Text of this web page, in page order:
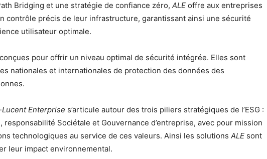
Bridging et une stratégie de confiance zéro, ALE offre aux entreprises
contrôle précis de leur infrastructure, garantissant ainsi une sécurité
utilisateur optimale.
pour offrir un niveau optimal de sécurité intégrée. Elles sont
nationales et internationales de protection des données des
Enterprise s’articule autour des trois piliers stratégiques de l’ESG :
responsabilité Sociétale et Gouvernance d’entreprise, avec pour mission
technologiques au service de ces valeurs. Ainsi les solutions ALE sont
leur impact environnemental.